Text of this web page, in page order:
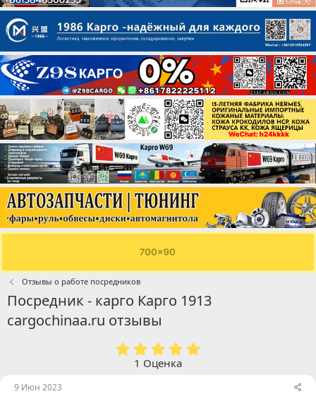
Отзывы о работе посредников
Посредник - карго Карго 1913
cargochinaa.ru отзывы
1 Оценка
9 Июн 2023